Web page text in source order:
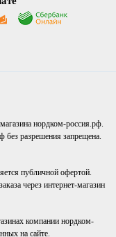
нордком-россия.рф.
без разрешения запрещена.
публичной офертой.
через интернет-магазин
компании нордком-
на сайте.